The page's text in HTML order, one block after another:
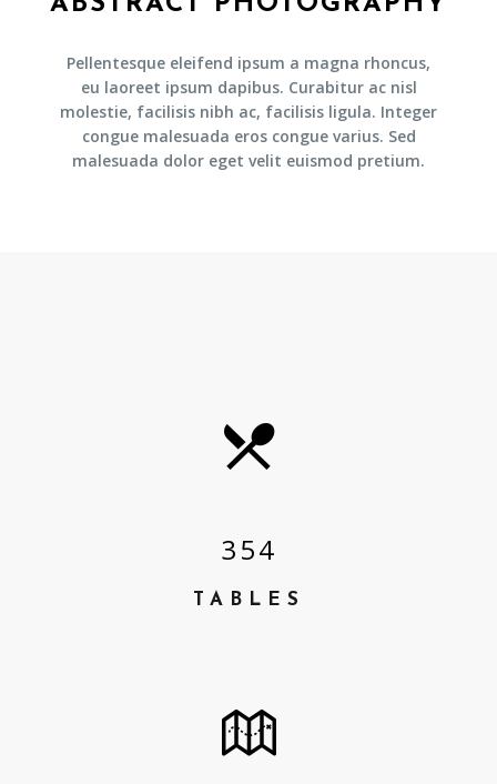
Pellentesque eleifend ipsum a magna rhoncus,
eu laoreet ipsum dapibus. Curabitur ac nisl
molestie, facilisis nibh ac, facilisis ligula. Integer
congue malesuada eros congue varius. Sed
malesuada dolor eget velit euismod pretium.
354
TABLES